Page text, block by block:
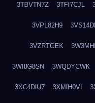
3TBVTN7Z 3TFI7CJL
3VPL82H9
3VZRTGEK
3WI8G8SN 3WQDYCWK
3XC4DIU7 3XMIH0VI